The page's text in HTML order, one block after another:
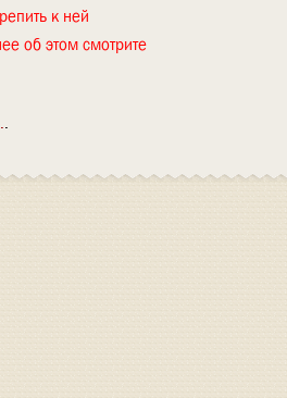
к ней
об этом смотрите